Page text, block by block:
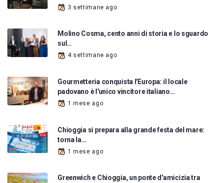
3 settimane ago
Molino Cosma, cento anni di storia e lo sguardo
sul…
4 settimane ago
Gourmetteria conquista l'Europa: il locale
padovano è l'unico vincitore italiano…
1 mese ago
Chioggia si prepara alla grande festa del mare:
torna la…
1 mese ago
Greenwich e Chioggia, un ponte d'amicizia tra